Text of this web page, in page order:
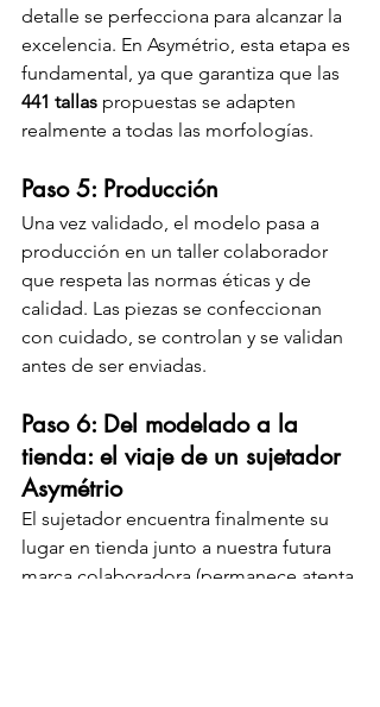
detalle se perfecciona para alcanzar la
excelencia. En Asymétrio, esta etapa es
fundamental, ya que garantiza que las
441 tallas propuestas se adapten
realmente a todas las morfologías.
Paso 5: Producción
Una vez validado, el modelo pasa a
producción en un taller colaborador
que respeta las normas éticas y de
calidad. Las piezas se confeccionan
con cuidado, se controlan y se validan
antes de ser enviadas.
Paso 6: Del modelado a la
tienda: el viaje de un sujetador
Asymétrio
El sujetador encuentra finalmente su
lugar en tienda junto a nuestra futura
marca colaboradora (permanece atenta